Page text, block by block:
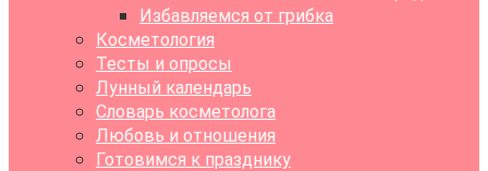
Избавляемся от грибка
Косметология
Тесты и опросы
Лунный календарь
Словарь косметолога
Любовь и отношения
Готовимся к празднику